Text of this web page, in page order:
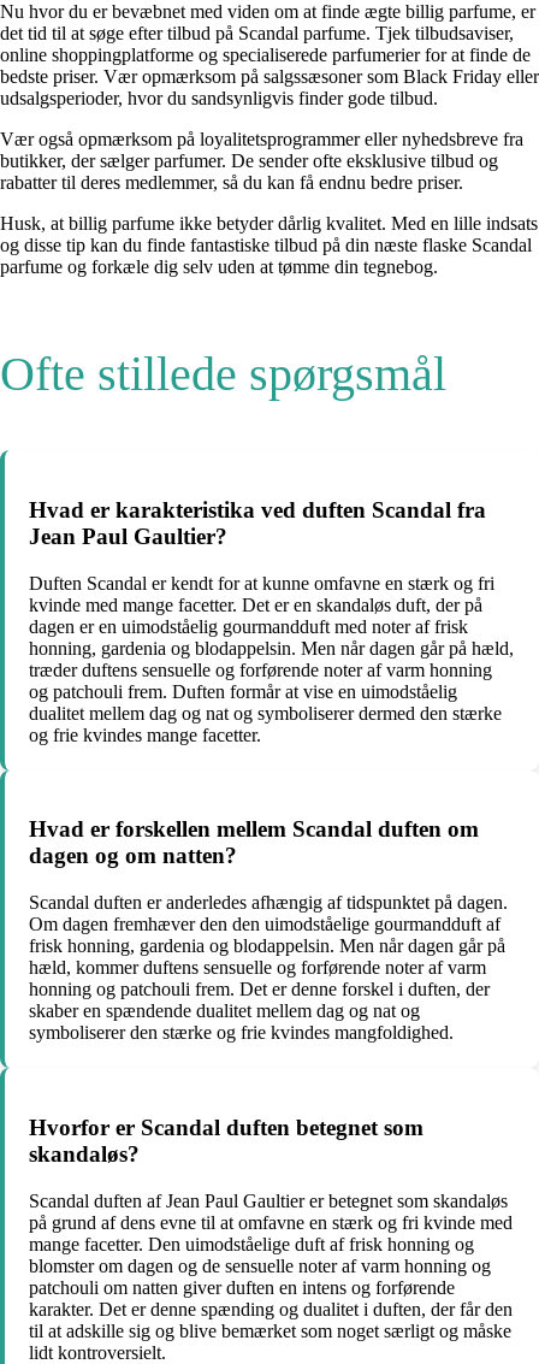
Nu hvor du er bevæbnet med viden om at finde ægte billig parfume, er
det tid til at søge efter tilbud på Scandal parfume. Tjek tilbudsaviser,
online shoppingplatforme og specialiserede parfumerier for at finde de
bedste priser. Vær opmærksom på salgssæsoner som Black Friday eller
udsalgsperioder, hvor du sandsynligvis finder gode tilbud.
Vær også opmærksom på loyalitetsprogrammer eller nyhedsbreve fra
butikker, der sælger parfumer. De sender ofte eksklusive tilbud og
rabatter til deres medlemmer, så du kan få endnu bedre priser.
Husk, at billig parfume ikke betyder dårlig kvalitet. Med en lille indsats
og disse tip kan du finde fantastiske tilbud på din næste flaske Scandal
parfume og forkæle dig selv uden at tømme din tegnebog.
Ofte stillede spørgsmål
Hvad er karakteristika ved duften Scandal fra
Jean Paul Gaultier?
Duften Scandal er kendt for at kunne omfavne en stærk og fri
kvinde med mange facetter. Det er en skandaløs duft, der på
dagen er en uimodståelig gourmandduft med noter af frisk
honning, gardenia og blodappelsin. Men når dagen går på hæld,
træder duftens sensuelle og forførende noter af varm honning
og patchouli frem. Duften formår at vise en uimodståelig
dualitet mellem dag og nat og symboliserer dermed den stærke
og frie kvindes mange facetter.
Hvad er forskellen mellem Scandal duften om
dagen og om natten?
Scandal duften er anderledes afhængig af tidspunktet på dagen.
Om dagen fremhæver den den uimodståelige gourmandduft af
frisk honning, gardenia og blodappelsin. Men når dagen går på
hæld, kommer duftens sensuelle og forførende noter af varm
honning og patchouli frem. Det er denne forskel i duften, der
skaber en spændende dualitet mellem dag og nat og
symboliserer den stærke og frie kvindes mangfoldighed.
Hvorfor er Scandal duften betegnet som
skandaløs?
Scandal duften af Jean Paul Gaultier er betegnet som skandaløs
på grund af dens evne til at omfavne en stærk og fri kvinde med
mange facetter. Den uimodståelige duft af frisk honning og
blomster om dagen og de sensuelle noter af varm honning og
patchouli om natten giver duften en intens og forførende
karakter. Det er denne spænding og dualitet i duften, der får den
til at adskille sig og blive bemærket som noget særligt og måske
lidt kontroversielt.